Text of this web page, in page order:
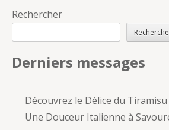
Rechercher
Derniers messages
Découvrez le Délice du
Une Douceur Italienne à